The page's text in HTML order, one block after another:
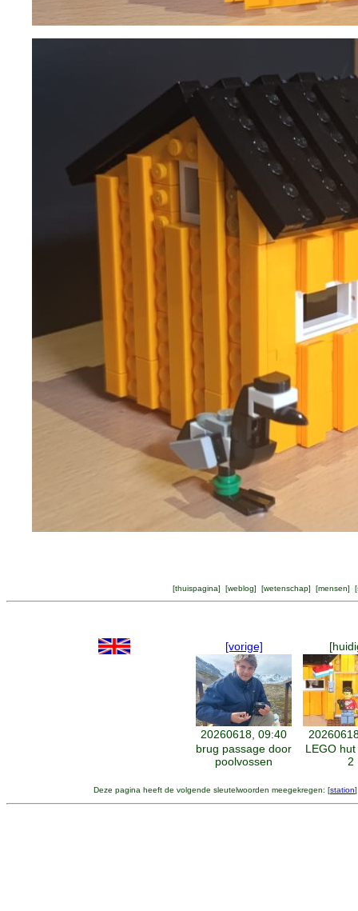
[thuispagina] [weblog] [wetenschap] [mensen] [
[vorige]
20260618, 09:40
brug passage door
poolvossen
LEGO
2
Deze pagina heeft de volgende sleutelwoorden meegekregen: [station